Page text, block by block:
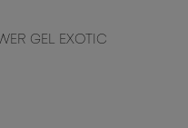
GEL EXOTIC